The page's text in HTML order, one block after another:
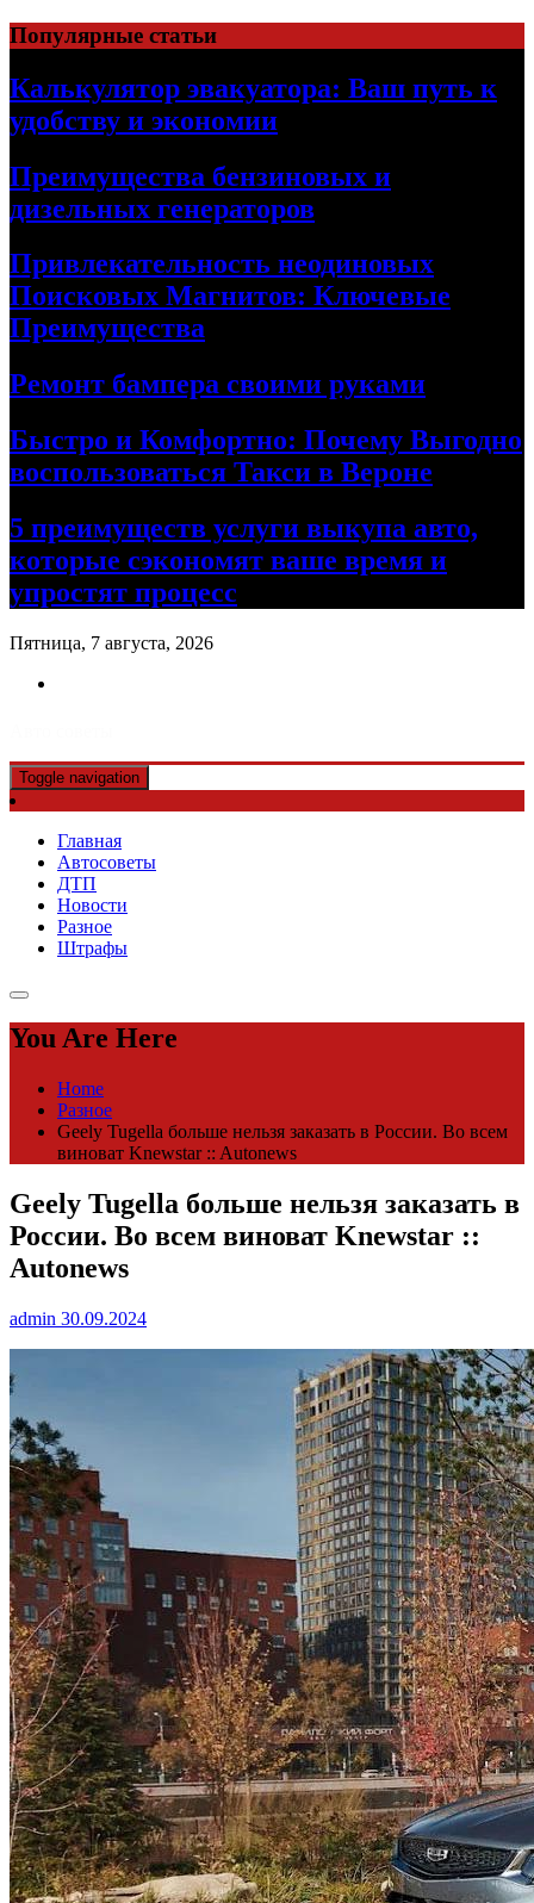
Skip
to
content
Популярные статьи
Калькулятор эвакуатора: Ваш путь к
удобству и экономии
Преимущества бензиновых и
дизельных генераторов
Привлекательность неодиновых
Поисковых Магнитов: Ключевые
Преимущества
Ремонт бампера своими руками
Быстро и Комфортно: Почему Выгодно
воспользоваться Такси в Вероне
5 преимуществ услуги выкупа авто,
которые сэкономят ваше время и
упростят процесс
Пятница, 7 августа, 2026
Toggle navigation
Главная
Автосоветы
ДТП
Новости
Разное
Штрафы
You Are Here
Home
Разное
Geely Tugella больше нельзя заказать в России. Во всем
виноват Knewstar :: Autonews
Geely Tugella больше нельзя заказать в
России. Во всем виноват Knewstar ::
Autonews
admin 30.09.2024